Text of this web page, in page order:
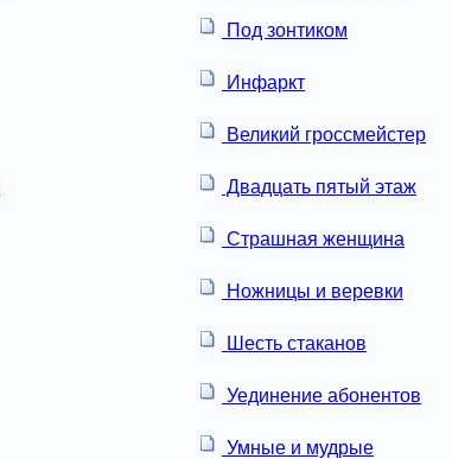
Под зонтиком
Инфаркт
Великий гроссмейстер
Двадцать пятый этаж
Страшная женщина
Ножницы и веревки
Шесть стаканов
Уединение абонентов
Умные и мудрые